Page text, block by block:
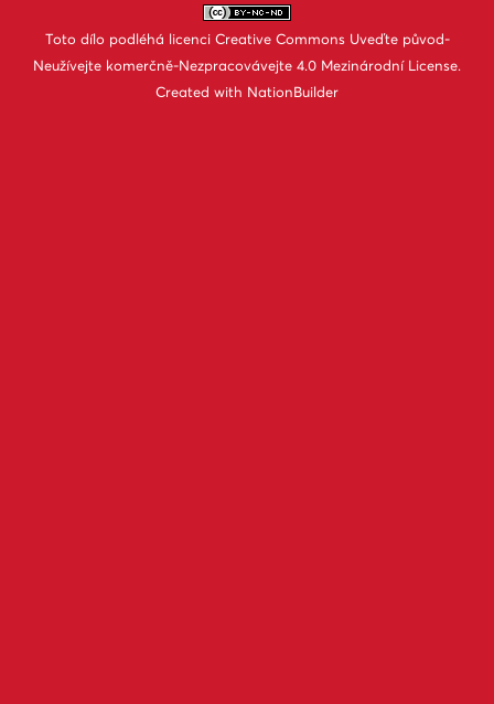
Toto dílo podléhá licenci Creative Commons Uveďte původ-
Neužívejte komerčně-Nezpracovávejte 4.0 Mezinárodní License.
Created with NationBuilder